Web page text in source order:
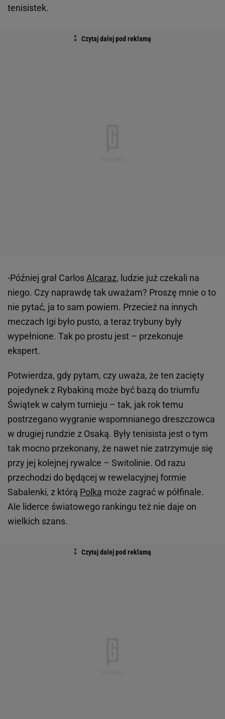
tenisistek.
-Później grał Carlos Alcaraz, ludzie już czekali na
niego. Czy naprawdę tak uważam? Proszę mnie o to
nie pytać, ja to sam powiem. Przecież na innych
meczach Igi było pusto, a teraz trybuny były
wypełnione. Tak po prostu jest – przekonuje
ekspert.
Potwierdza, gdy pytam, czy uważa, że ten zacięty
pojedynek z Rybakiną może być bazą do triumfu
Świątek w całym turnieju – tak, jak rok temu
postrzegano wygranie wspomnianego dreszczowca
w drugiej rundzie z Osaką. Były tenisista jest o tym
tak mocno przekonany, że nawet nie zatrzymuje się
przy jej kolejnej rywalce – Switolinie. Od razu
przechodzi do będącej w rewelacyjnej formie
Sabalenki, z którą Polka może zagrać w półfinale.
Ale liderce światowego rankingu też nie daje on
wielkich szans.